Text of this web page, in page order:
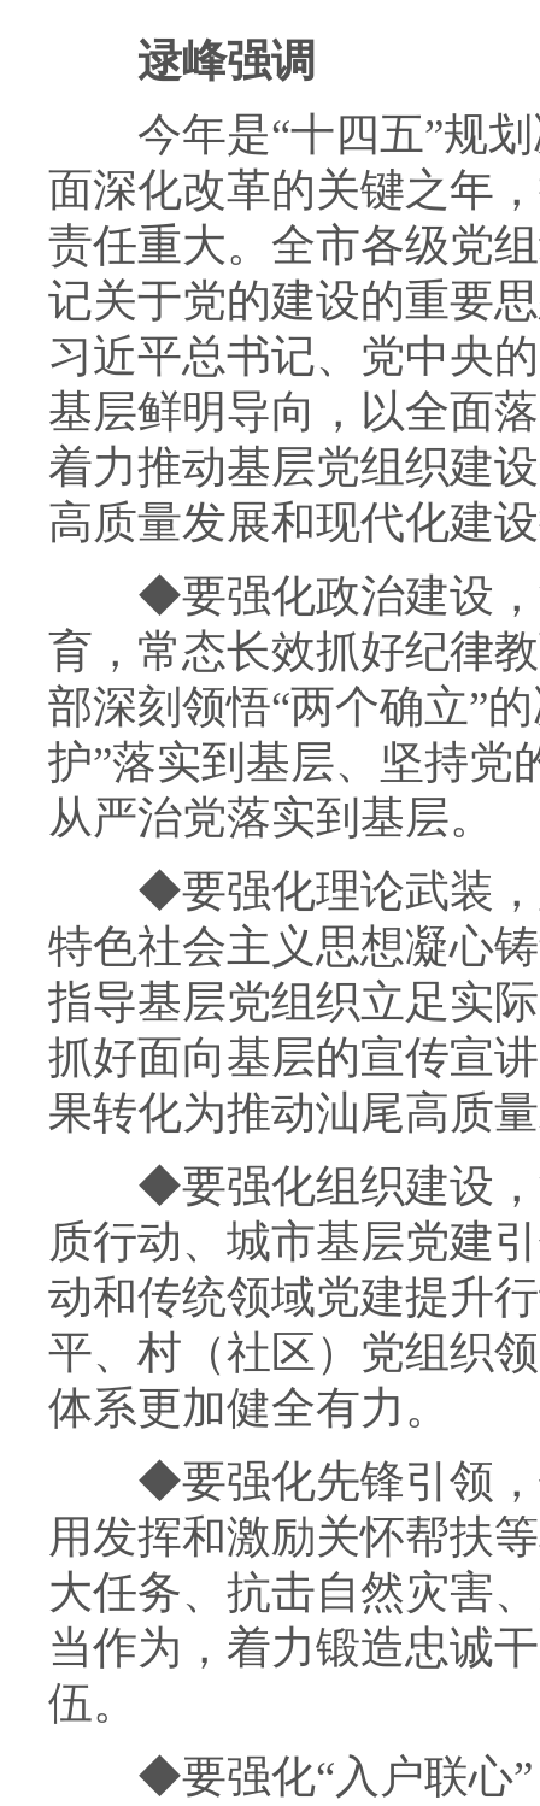
逯峰强调
今年是“十四五”规划
面深化改革的关键之年
责任重大。全市各级党
记关于党的建设的重要
习近平总书记、党中央
基层鲜明导向，以全面
着力推动基层党组织建
高质量发展和现代化建
◆要强化政治建设
育，常态长效抓好纪律
部深刻领悟“两个确立”
护”落实到基层、坚持党
从严治党落实到基层。
◆要强化理论武装
特色社会主义思想凝心
指导基层党组织立足实
抓好面向基层的宣传宣
果转化为推动汕尾高质
◆要强化组织建设
质行动、城市基层党建
动和传统领域党建提升
平、村（社区）党组织
体系更加健全有力。
◆要强化先锋引领
用发挥和激励关怀帮扶
大任务、抗击自然灾害
当作为，着力锻造忠诚
伍。
◆要强化“入户联心